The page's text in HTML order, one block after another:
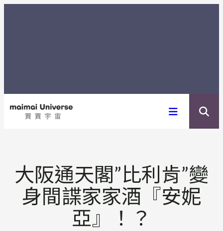
大阪通天閣”比利肯”變
身間諜家家酒『安妮
亞』！？